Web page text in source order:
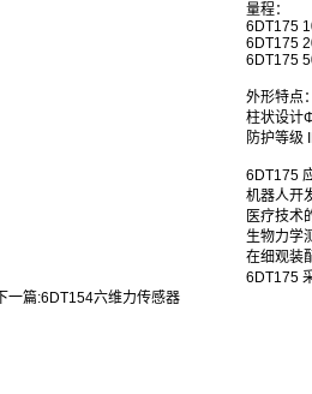
量程：
6DT175
6DT175
6DT175
外形特点：
柱状设计
防护等级
6DT175
机器人开
医疗技术
生物力学
在细观装
6DT175
下一篇:6DT154六维力传感器